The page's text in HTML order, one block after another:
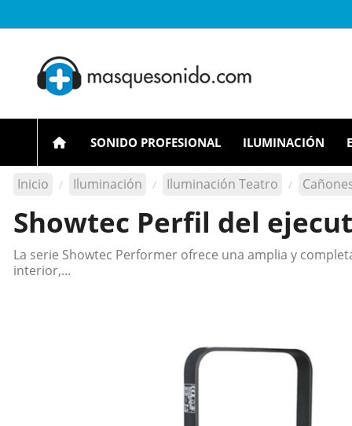
SONIDO PROFESIONAL ILUMINACIÓN
Inicio Iluminación Iluminación Teatro
Showtec Perfil del
La serie Showtec Performer ofrece una amplia y
interior,...